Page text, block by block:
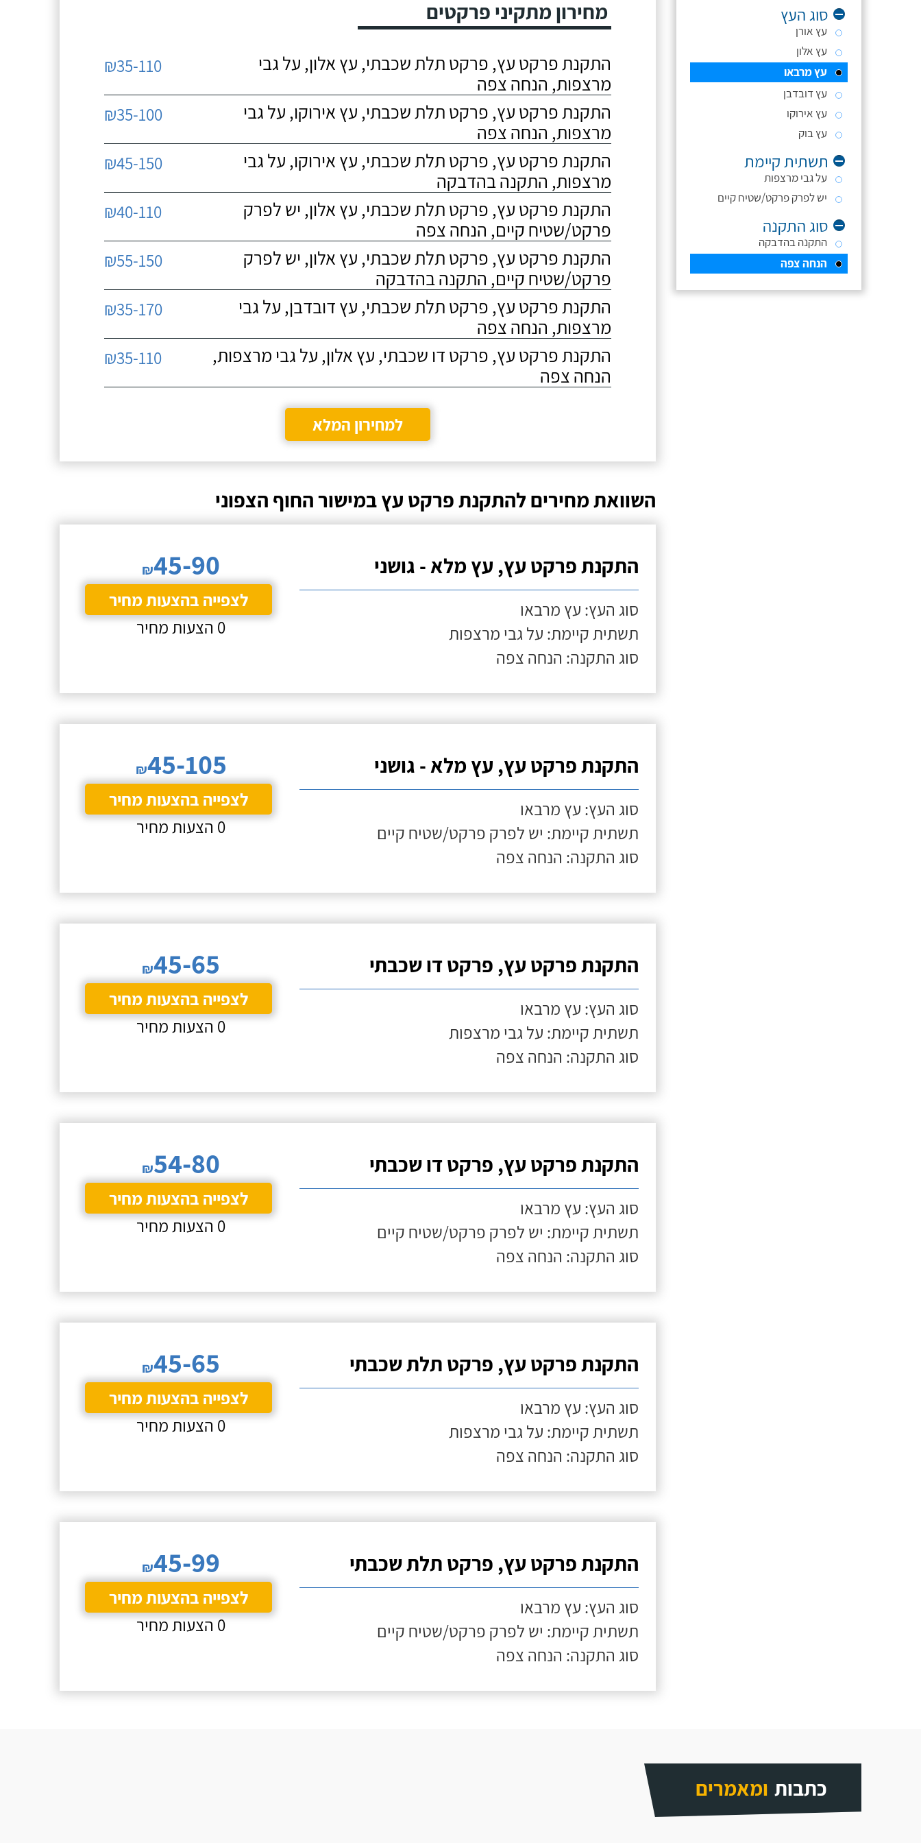
סוג העץ
עץ אורן
עץ אלון
עץ מרבאו
עץ דובדבן
עץ אירוקו
עץ בוק
תשתית קיימת
על גבי מרצפות
יש לפרק פרקט/שטיח קיים
סוג התקנה
התקנה בהדבקה
הנחה צפה
מחירון מתקיני פרקטים
התקנת פרקט עץ, פרקט תלת שכבתי, עץ אלון, על גבי
מרצפות, הנחה צפה
₪35-110
התקנת פרקט עץ, פרקט תלת שכבתי, עץ אירוקו, על גבי
מרצפות, הנחה צפה
₪35-100
התקנת פרקט עץ, פרקט תלת שכבתי, עץ אירוקו, על גבי
מרצפות, התקנה בהדבקה
₪45-150
התקנת פרקט עץ, פרקט תלת שכבתי, עץ אלון, יש לפרק
פרקט/שטיח קיים, הנחה צפה
₪40-110
התקנת פרקט עץ, פרקט תלת שכבתי, עץ אלון, יש לפרק
פרקט/שטיח קיים, התקנה בהדבקה
₪55-150
התקנת פרקט עץ, פרקט תלת שכבתי, עץ דובדבן, על גבי
מרצפות, הנחה צפה
₪35-170
התקנת פרקט עץ, פרקט דו שכבתי, עץ אלון, על גבי מרצפות,
הנחה צפה
₪35-110
למחירון המלא
השוואת מחירים להתקנת פרקט עץ במישור החוף הצפוני
התקנת פרקט עץ, עץ מלא - גושני
סוג העץ: עץ מרבאו
תשתית קיימת: על גבי מרצפות
סוג התקנה: הנחה צפה
₪45-90
לצפייה בהצעות מחיר
0 הצעות מחיר
התקנת פרקט עץ, עץ מלא - גושני
סוג העץ: עץ מרבאו
תשתית קיימת: יש לפרק פרקט/שטיח קיים
סוג התקנה: הנחה צפה
₪45-105
לצפייה בהצעות מחיר
0 הצעות מחיר
התקנת פרקט עץ, פרקט דו שכבתי
סוג העץ: עץ מרבאו
תשתית קיימת: על גבי מרצפות
סוג התקנה: הנחה צפה
₪45-65
לצפייה בהצעות מחיר
0 הצעות מחיר
התקנת פרקט עץ, פרקט דו שכבתי
סוג העץ: עץ מרבאו
תשתית קיימת: יש לפרק פרקט/שטיח קיים
סוג התקנה: הנחה צפה
₪54-80
לצפייה בהצעות מחיר
0 הצעות מחיר
התקנת פרקט עץ, פרקט תלת שכבתי
סוג העץ: עץ מרבאו
תשתית קיימת: על גבי מרצפות
סוג התקנה: הנחה צפה
₪45-65
לצפייה בהצעות מחיר
0 הצעות מחיר
התקנת פרקט עץ, פרקט תלת שכבתי
סוג העץ: עץ מרבאו
תשתית קיימת: יש לפרק פרקט/שטיח קיים
סוג התקנה: הנחה צפה
₪45-99
לצפייה בהצעות מחיר
0 הצעות מחיר
כתבות ומאמרים